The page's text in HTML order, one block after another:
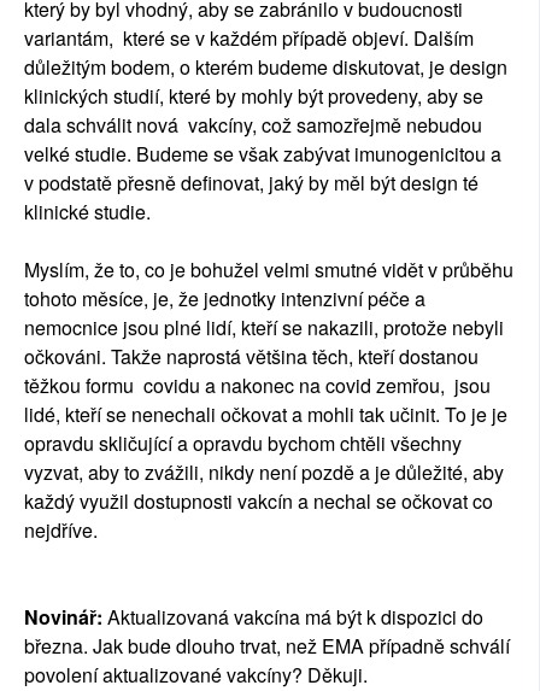
který by byl vhodný, aby se zabránilo v budoucnosti
variantám, které se v každém případě objeví. Dalším
důležitým bodem, o kterém budeme diskutovat, je design
klinických studií, které by mohly být provedeny, aby se
dala schválit nová vakcíny, což samozřejmě nebudou
velké studie. Budeme se však zabývat imunogenicitou a
v podstatě přesně definovat, jaký by měl být design té
klinické studie.
Myslím, že to, co je bohužel velmi smutné vidět v průběhu
tohoto měsíce, je, že jednotky intenzivní péče a
nemocnice jsou plné lidí, kteří se nakazili, protože nebyli
očkováni. Takže naprostá většina těch, kteří dostanou
těžkou formu covidu a nakonec na covid zemřou, jsou
lidé, kteří se nenechali očkovat a mohli tak učinit. To je je
opravdu skličující a opravdu bychom chtěli všechny
vyzvat, aby to zvážili, nikdy není pozdě a je důležité, aby
každý využil dostupnosti vakcín a nechal se očkovat co
nejdříve.
Novinář: Aktualizovaná vakcína má být k dispozici do
března. Jak bude dlouho trvat, než EMA případně schválí
povolení aktualizované vakcíny? Děkuji.